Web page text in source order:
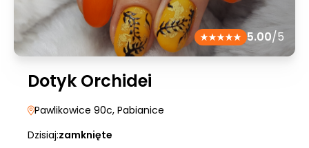
5.00/5
Dotyk Orchidei
Pawlikowice 90c, Pabianice
Dzisiaj:zamknięte